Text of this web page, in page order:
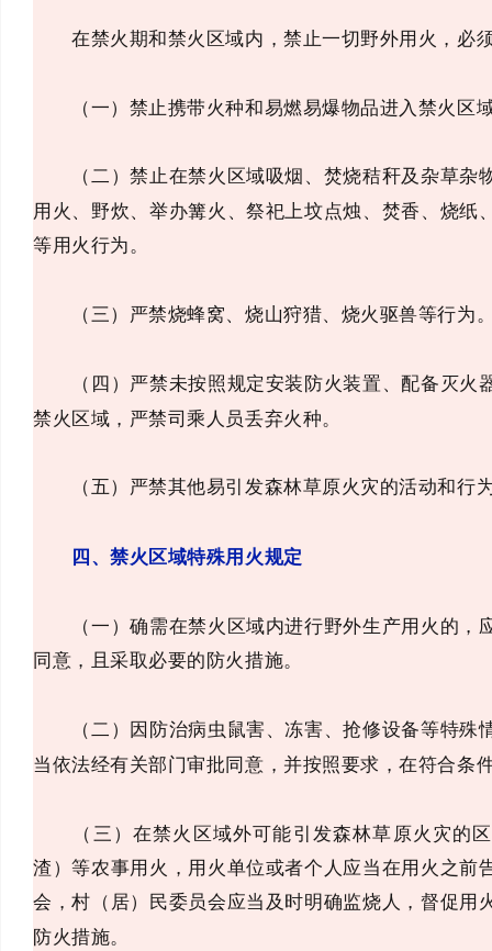
在禁火期和禁火区域内，禁止一切野外用火，必
（一）禁止携带火种和易燃易爆物品进入禁火区
（二）禁止在禁火区域吸烟、焚烧秸秆及杂草杂
用火、野炊、举办篝火、祭祀上坟点烛、焚香、烧纸
等用火行为。
（三）严禁烧蜂窝、烧山狩猎、烧火驱兽等行为
（四）严禁未按照规定安装防火装置、配备灭火
禁火区域，严禁司乘人员丢弃火种。
（五）严禁其他易引发森林草原火灾的活动和行
四、禁火区域特殊用火规定
（一）确需在禁火区域内进行野外生产用火的，
同意，且采取必要的防火措施。
（二）因防治病虫鼠害、冻害、抢修设备等特殊
当依法经有关部门审批同意，并按照要求，在符合条
（三）在禁火区域外可能引发森林草原火灾的
渣）等农事用火，用火单位或者个人应当在用火之前
会，村（居）民委员会应当及时明确监烧人，督促用
防火措施。